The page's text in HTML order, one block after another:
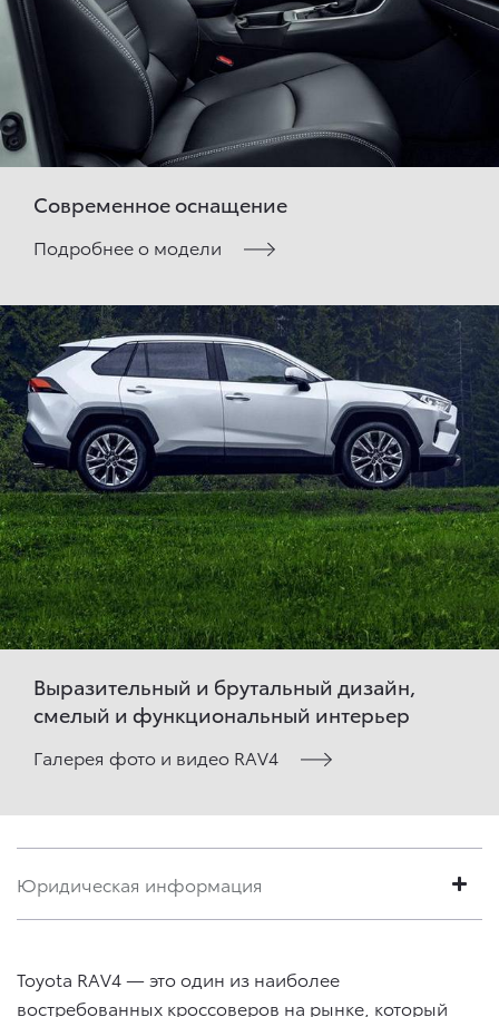
Современное оснащение
Подробнее о модели
Выразительный и брутальный дизайн,
смелый и функциональный интерьер
Галерея фото и видео RAV4
Юридическая информация
Toyota RAV4 — это один из наиболее
востребованных кроссоверов на рынке, который